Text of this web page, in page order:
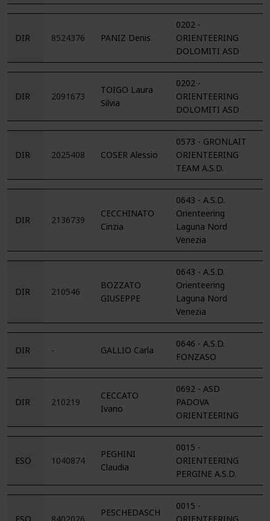
DIR 8524376 PANIZ Denis
0202 -
ORIENTEERING
DOLOMITI ASD
DIR 2091673
TOIGO Laura
Silvia
0202 -
ORIENTEERING
DOLOMITI ASD
DIR 2025408 COSER Alessio
0573 - GRONLAIT
ORIENTEERING
TEAM A.S.D.
DIR 2136739
CECCHINATO
Cinzia
0643 - A.S.D.
Orienteering
Laguna Nord
Venezia
DIR 210546
BOZZATO
GIUSEPPE
0643 - A.S.D.
Orienteering
Laguna Nord
Venezia
DIR - GALLIO Carla
0646 - A.S.D.
FONZASO
DIR 210219
CECCATO
Ivano
0692 - ASD
PADOVA
ORIENTEERING
ESO 1040874
PEGHINI
Claudia
0015 -
ORIENTEERING
PERGINE A.S.D.
PESCHEDASCH
0015 -